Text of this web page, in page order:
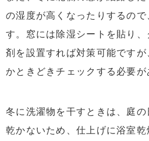
の湿度が高くなったりするの
す。窓には除湿シートを貼り
剤を設置すれば対策可能です
かときどきチェックする必要が
冬に洗濯物を干すときは、庭の
乾かないため、仕上げに浴室乾